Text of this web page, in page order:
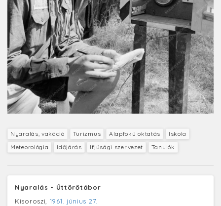
Nyaralás, vakáció Turizmus Alapfokú oktatás
Iskola
Meteorológia
Időjárás Ifjúsági szervezet Tanulók
Nyaralás - Úttörőtábor
Kisoroszi, 1961. június 27.